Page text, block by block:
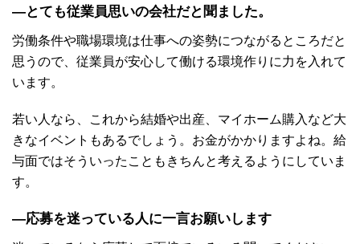
―とても従業員思いの会社だと聞ました。
労働条件や職場環境は仕事への姿勢につながるところだと
思うので、従業員が安心して働ける環境作りに力を入れて
います。
若い人なら、これから結婚や出産、マイホーム購入など大
きなイベントもあるでしょう。お金がかかりますよね。給
与面ではそういったこともきちんと考えるようにしていま
す。
―応募を迷っている人に一言お願いします